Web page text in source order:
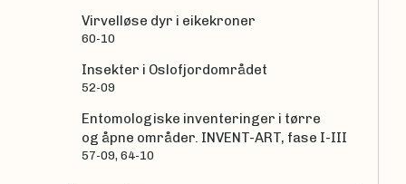
Virvelløse dyr i eikekroner
60-10
Insekter i Oslofjordområdet
52-09
Entomologiske inventeringer i tørre
og åpne områder. INVENT-ART, fase I-III
57-09, 64-10